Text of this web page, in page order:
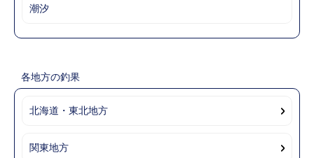
潮汐
各地方の釣果
北海道・東北地方
関東地方